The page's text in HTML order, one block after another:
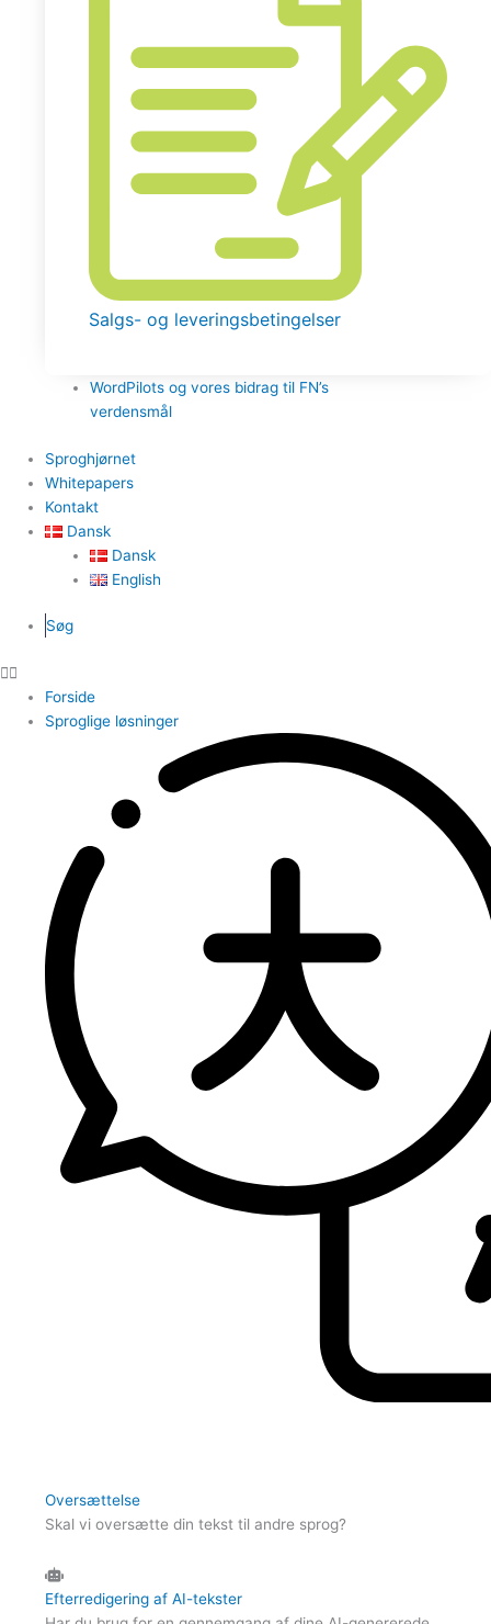
Salgs- og leveringsbetingelser
WordPilots og vores bidrag til FN’s
verdensmål
Sproghjørnet
Whitepapers
Kontakt
Dansk
Dansk
English
Søg
Forside
Sproglige løsninger
Oversættelse
Skal vi oversætte din tekst til andre sprog?
Efterredigering af AI-tekster